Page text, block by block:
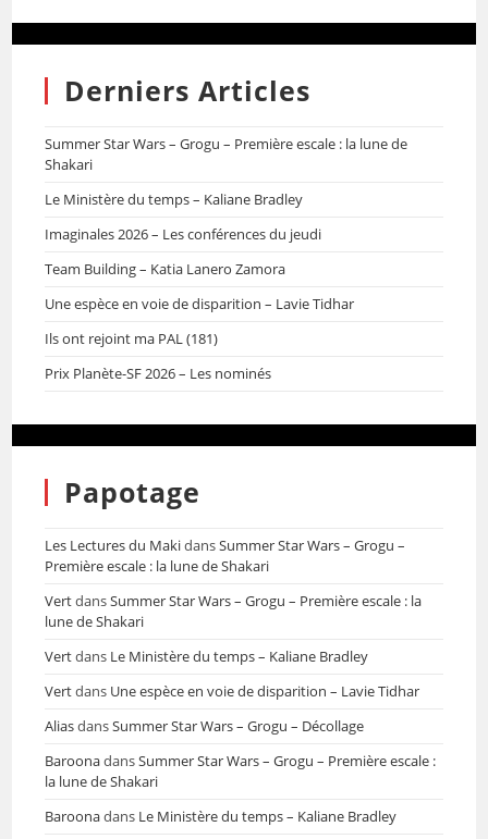
Derniers Articles
Summer Star Wars – Grogu – Première escale : la lune de
Shakari
Le Ministère du temps – Kaliane Bradley
Imaginales 2026 – Les conférences du jeudi
Team Building – Katia Lanero Zamora
Une espèce en voie de disparition – Lavie Tidhar
Ils ont rejoint ma PAL (181)
Prix Planète-SF 2026 – Les nominés
Papotage
Les Lectures du MakidansSummer Star Wars – Grogu –
Première escale : la lune de Shakari
VertdansSummer Star Wars – Grogu – Première escale : la
lune de Shakari
Vertdans Le Ministère du temps – Kaliane Bradley
Vertdans Une espèce en voie de disparition – Lavie Tidhar
AliasdansSummer Star Wars – Grogu – Décollage
BaroonadansSummer Star Wars – Grogu – Première escale :
la lune de Shakari
Baroonadans Le Ministère du temps – Kaliane Bradley